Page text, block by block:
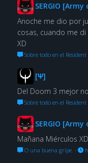
SERGIO
Anoche me dio por
cosas, cuando me
XD
Sobre todo en el Resident
[Ψ]
Del Doom 3 mejor
Sobre todo en el Resident
SERGIO
Mañana Miérculos XD
O una buena gripe. ·